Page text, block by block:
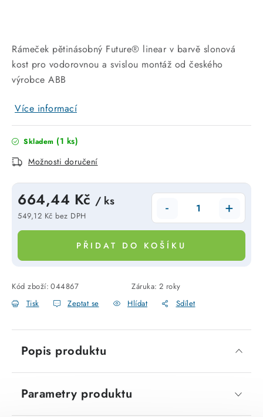
CHYTRÁ DOMÁCNOST
SVÍTIDLA domovní
LED osvětlení
SVÍTIDLA technická
NÁŘADÍ
Položky bez zařazené kategorie dle výrobců
VÁNOCE
Otevírací doba výdejny
Rámeček pětinásobný Future® linear v barvě slonová
kost pro vodorovnou a svislou montáž od českého
výrobce ABB
Více informací
Skladem (1 ks)
Možnosti doručení
664,44 Kč / ks
549,12 Kč bez DPH
Měrná cena:
PŘIDAT DO KOŠÍKU
Kód zboží: 044867 Záruka: 2 roky
Tisk
Zeptat se Hlídat Sdílet
Popis produktu
Parametry produktu